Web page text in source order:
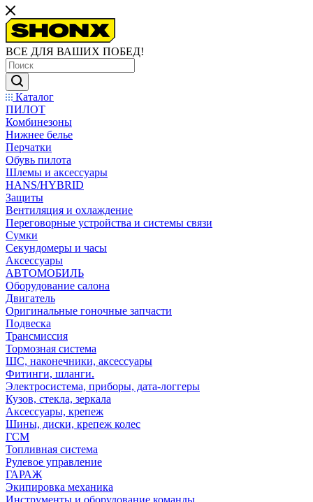
ВСЕ ДЛЯ ВАШИХ ПОБЕД!
Каталог
ПИЛОТ
Комбинезоны
Нижнее белье
Перчатки
Обувь пилота
Шлемы и аксессуары
HANS/HYBRID
Защиты
Вентиляция и охлаждение
Переговорные устройства и системы связи
Сумки
Секундомеры и часы
Аксессуары
АВТОМОБИЛЬ
Оборудование салона
Двигатель
Оригинальные гоночные запчасти
Подвеска
Трансмиссия
Тормозная система
ШС, наконечники, аксессуары
Фитинги, шланги.
Электросистема, приборы, дата-логгеры
Кузов, стекла, зеркала
Аксессуары, крепеж
Шины, диски, крепеж колес
ГСМ
Топливная система
Рулевое управление
ГАРАЖ
Экипировка механика
Инструменты и оборудование команды